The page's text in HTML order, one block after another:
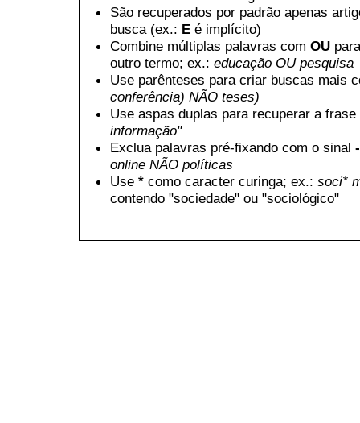
São recuperados por padrão apenas
busca (ex.: E é implícito)
Combine múltiplas palavras com OU
outro termo; ex.: educação OU pesquisa
Use parênteses para criar buscas mais
conferência) NÃO teses)
Use aspas duplas para recuperar a
informação"
Exclua palavras pré-fixando com o sinal -
online NÃO políticas
Use * como caracter curinga; ex.: soci*
contendo "sociedade" ou "sociológico"